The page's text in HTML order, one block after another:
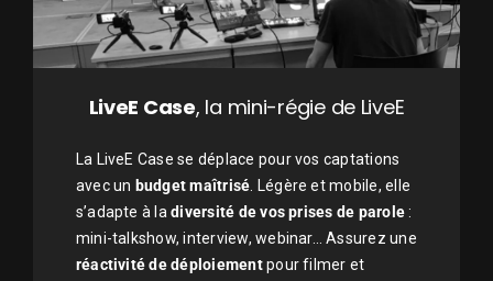
LiveE Case, la mini-régie de LiveE
La LiveE Case se déplace pour vos captations
avec un budget maîtrisé. Légère et mobile, elle
s’adapte à ladiversité de vos prises de parole:
mini-talkshow, interview, webinar… Assurez une
réactivité de déploiementpour filmer et